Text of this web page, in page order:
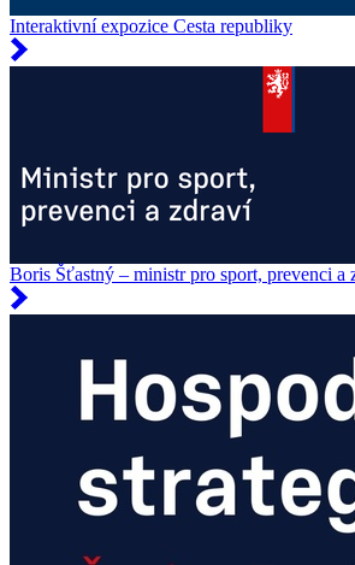
Interaktivní expozice Cesta republiky
Boris Šťastný – ministr pro sport, prevenci a